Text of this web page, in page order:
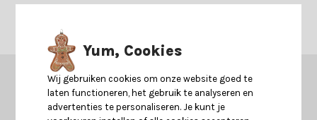
GERELATEERDE PRODUCTEN
Misschien is dit ook iets voor je?
Yum, Cookies
Wij gebruiken cookies om onze website goed te
laten functioneren, het gebruik te analyseren en
advertenties te personaliseren. Je kunt je